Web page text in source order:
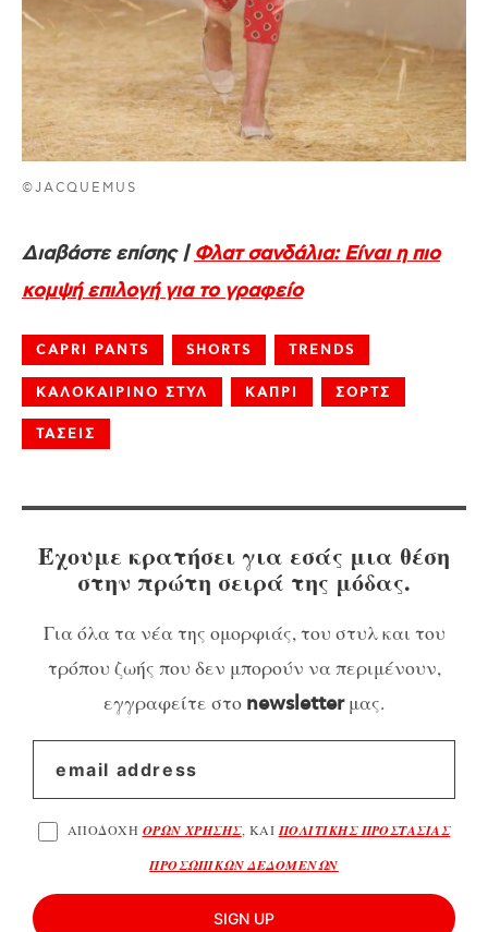
©JACQUEMUS
Διαβάστε επίσης | Φλατ σανδάλια: Είναι η πιο
κομψή επιλογή για το γραφείο
CAPRI PANTS SHORTS TRENDS
ΚΑΛΟΚΑΙΡΙΝΟ ΣΤΥΛ ΚΑΠΡΙ ΣΟΡΤΣ
ΤΑΣΕΙΣ
Έχουμε κρατήσει για εσάς μια θέση
στην πρώτη σειρά της μόδας.
Για όλα τα νέα της ομορφιάς, του στυλ και του
τρόπου ζωής που δεν μπορούν να περιμένουν,
εγγραφείτε στο newsletterμας.
ΑΠΟΔΟΧΗ ΟΡΩΝ ΧΡΗΣΗΣ, ΚΑΙ ΠΟΛΙΤΙΚΗΣ ΠΡΟΣΤΑΣΙΑΣ
ΠΡΟΣΩΠΙΚΩΝ ΔΕΔΟΜΕΝΩΝ
SIGN UP